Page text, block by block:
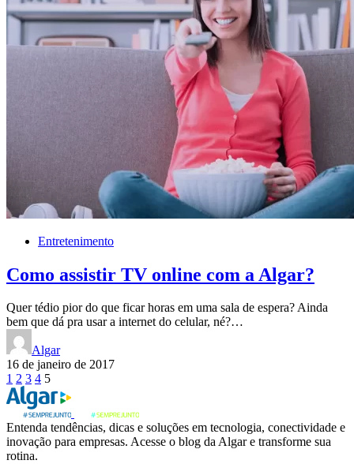
Entretenimento
Como assistir TV online com a Algar?
Quer tédio pior do que ficar horas em uma sala de espera? Ainda
bem que dá pra usar a internet do celular, né?…
Algar
16 de janeiro de 2017
Paginação
de
posts
1 2 3 4 5
Entenda tendências, dicas e soluções em tecnologia, conectividade e
inovação para empresas. Acesse o blog da Algar e transforme sua
rotina.